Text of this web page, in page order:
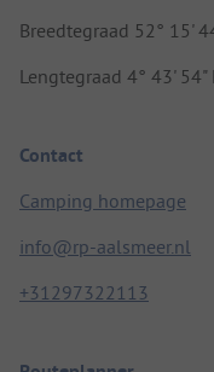
Breedtegraad 52° 15'
Lengtegraad 4° 43' 54"
Contact
Camping homepage
info@rp-aalsmeer.nl
+31297322113